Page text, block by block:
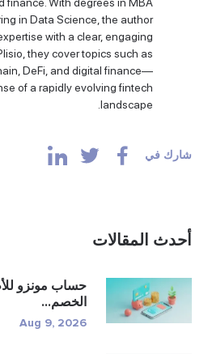
in Data Science, the author
with a clear, engaging
they cover topics such as
DeFi, and digital finance—
of a rapidly evolving fintech
landscape.
شارك في
أحدث المقالات
حساب مونزو
الخصم...
Aug 9, 2026